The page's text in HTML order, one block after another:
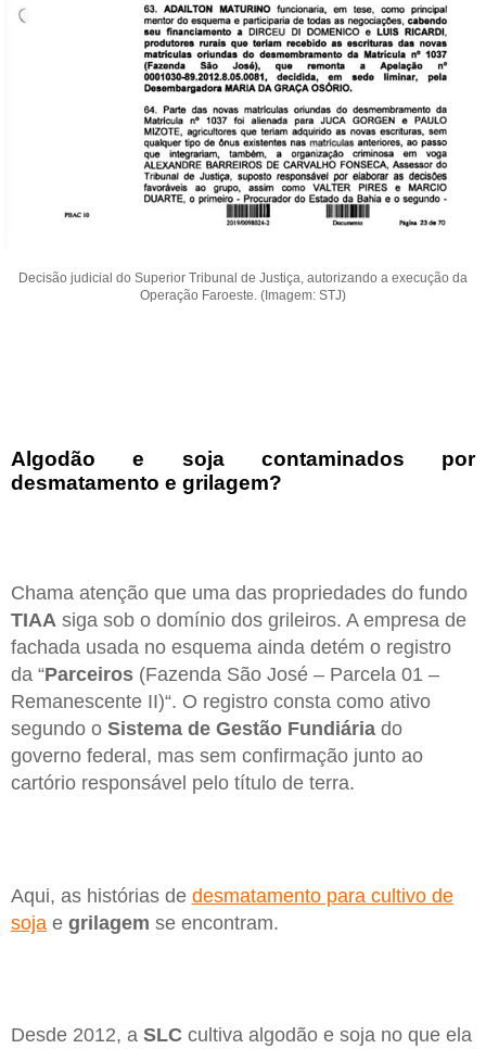
Decisão judicial do Superior Tribunal de Justiça, autorizando a execução da
Operação Faroeste. (Imagem: STJ)
Algodão e soja contaminados por
desmatamento e grilagem?
Chama atenção que uma das propriedades do fundo
TIAA siga sob o domínio dos grileiros. A empresa de
fachada usada no esquema ainda detém o registro
da “Parceiros (Fazenda São José – Parcela 01 –
Remanescente II)“. O registro consta como ativo
segundo o Sistema de Gestão Fundiária do
governo federal, mas sem confirmação junto ao
cartório responsável pelo título de terra.
Aqui, as histórias de desmatamento para cultivo de
soja e grilagem se encontram.
Desde 2012, a SLC cultiva algodão e soja no que ela